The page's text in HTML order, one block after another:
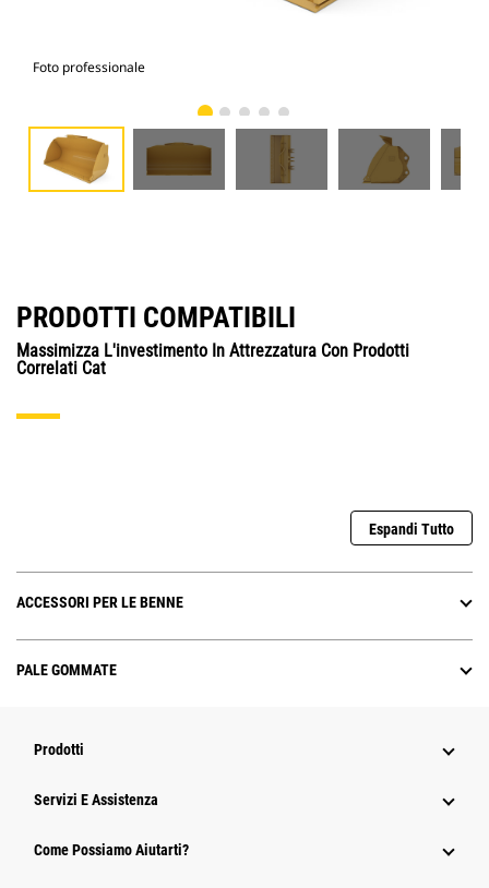
Foto professionale
PRODOTTI COMPATIBILI
Massimizza L'investimento In Attrezzatura Con Prodotti
Correlati Cat
Espandi Tutto
ACCESSORI PER LE BENNE
PALE GOMMATE
Prodotti
Servizi E Assistenza
Come Possiamo Aiutarti?